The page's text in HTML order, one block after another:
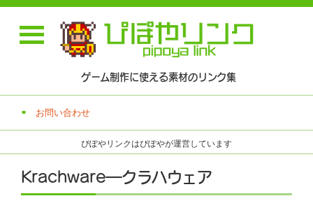
ゲーム制作に使える素材のリンク集
お問い合わせ
ぴぽやリンクはぴぽやが運営しています
Krachware―クラハウェア